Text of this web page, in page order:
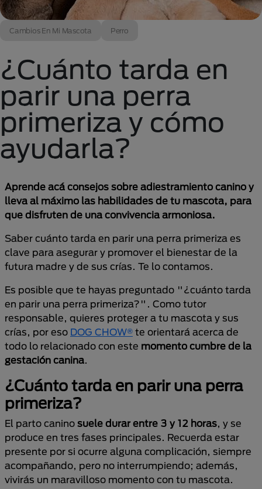
Cambios En Mi Mascota Perro
¿Cuánto tarda en
parir una perra
primeriza y cómo
ayudarla?
Aprende acá consejos sobre adiestramiento canino y
lleva al máximo las habilidades de tu mascota, para
que disfruten de una convivencia armoniosa.
Saber cuánto tarda en parir una perra primeriza es
clave para asegurar y promover el bienestar de la
futura madre y de sus crías. Te lo contamos.
Es posible que te hayas preguntado "¿cuánto tarda
en parir una perra primeriza?". Como tutor
responsable, quieres proteger a tu mascota y sus
crías, por eso DOG CHOW® te orientará acerca de
todo lo relacionado con este momento cumbre de la
gestación canina.
¿Cuánto tarda en parir una perra
primeriza?
El parto canino suele durar entre 3 y 12 horas, y se
produce en tres fases principales. Recuerda estar
presente por si ocurre alguna complicación, siempre
acompañando, pero no interrumpiendo; además,
vivirás un maravilloso momento con tu mascota.